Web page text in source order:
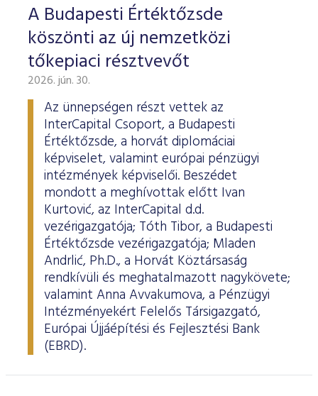
A Budapesti Értéktőzsde
köszönti az új nemzetközi
tőkepiaci résztvevőt
2026. jún. 30.
Az ünnepségen részt vettek az
InterCapital Csoport, a Budapesti
Értéktőzsde, a horvát diplomáciai
képviselet, valamint európai pénzügyi
intézmények képviselői. Beszédet
mondott a meghívottak előtt Ivan
Kurtović, az InterCapital d.d.
vezérigazgatója; Tóth Tibor, a Budapesti
Értéktőzsde vezérigazgatója; Mladen
Andrlić, Ph.D., a Horvát Köztársaság
rendkívüli és meghatalmazott nagykövete;
valamint Anna Avvakumova, a Pénzügyi
Intézményekért Felelős Társigazgató,
Európai Újjáépítési és Fejlesztési Bank
(EBRD).